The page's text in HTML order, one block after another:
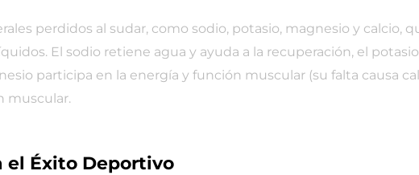
perdidos al sudar, como sodio, potasio, magnesio y calcio,
El sodio retiene agua y ayuda a la recuperación, el
participa en la energía y función muscular (su falta causa
muscular.
el Éxito Deportivo